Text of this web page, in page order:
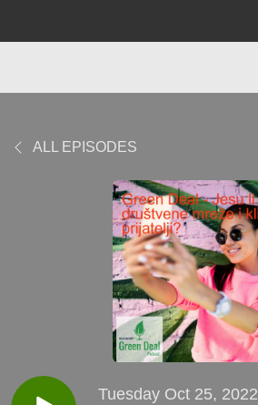
ALL EPISODES
Tuesday Oct 25, 2022